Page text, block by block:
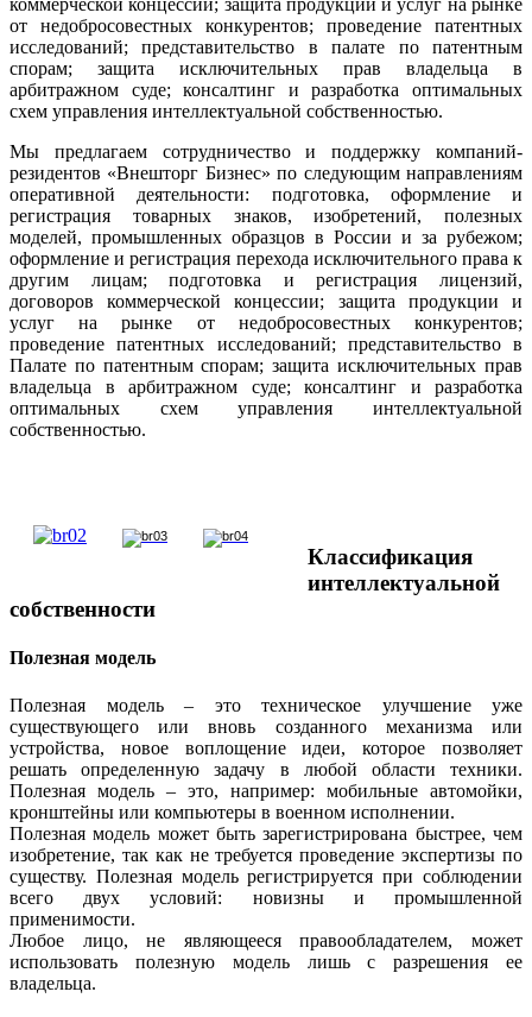
коммерческой концессии; защита продукции и услуг на рынке
от недобросовестных конкурентов; проведение патентных
исследований; представительство в палате по патентным
спорам; защита исключительных прав владельца в
арбитражном суде; консалтинг и разработка оптимальных
схем управления интеллектуальной собственностью.
Мы предлагаем сотрудничество и поддержку компаний-
резидентов «Внешторг Бизнес» по следующим направлениям
оперативной деятельности: подготовка, оформление и
регистрация товарных знаков, изобретений, полезных
моделей, промышленных образцов в России и за рубежом;
оформление и регистрация перехода исключительного права к
другим лицам; подготовка и регистрация лицензий,
договоров коммерческой концессии; защита продукции и
услуг на рынке от недобросовестных конкурентов;
проведение патентных исследований; представительство в
Палате по патентным спорам; защита исключительных прав
владельца в арбитражном суде; консалтинг и разработка
оптимальных схем управления интеллектуальной
собственностью.
Классификация
интеллектуальной
собственности
Полезная модель
Полезная модель – это техническое улучшение уже
существующего или вновь созданного механизма или
устройства, новое воплощение идеи, которое позволяет
решать определенную задачу в любой области техники.
Полезная модель – это, например: мобильные автомойки,
кронштейны или компьютеры в военном исполнении.
Полезная модель может быть зарегистрирована быстрее, чем
изобретение, так как не требуется проведение экспертизы по
существу. Полезная модель регистрируется при соблюдении
всего двух условий: новизны и промышленной
применимости.
Любое лицо, не являющееся правообладателем, может
использовать полезную модель лишь с разрешения ее
владельца.